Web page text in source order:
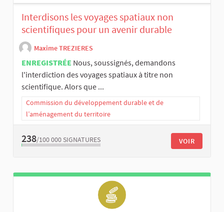
Interdisons les voyages spatiaux non
scientifiques pour un avenir durable
Maxime TREZIERES
ENREGISTRÉE Nous, soussignés, demandons
l'interdiction des voyages spatiaux à titre non
scientifique. Alors que ...
Commission du développement durable et de
l’aménagement du territoire
238/100 000 SIGNATURES VOIR